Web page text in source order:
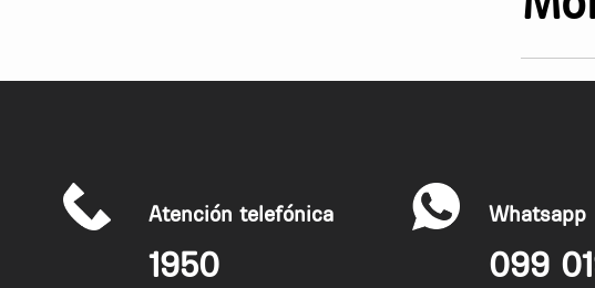
Implementar esto permitiría simplificar radicalmente el
sistema ha demostrado ser exitoso en otros países del
incentivaría a la lectura, sino que fomentaría la equidad
Atención telefónica
1950
Whatsapp
099